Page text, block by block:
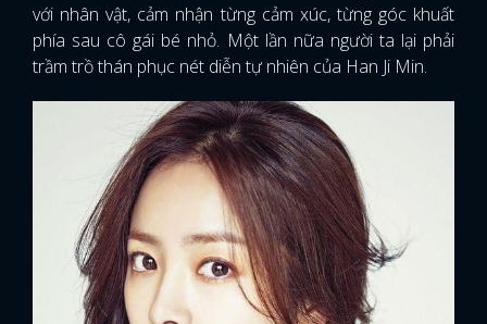
với nhân vật, cảm nhận từng cảm xúc, từng góc khuất
phía sau cô gái bé nhỏ. Một lần nữa người ta lại phải
trầm trồ thán phục nét diễn tự nhiên của Han Ji Min.